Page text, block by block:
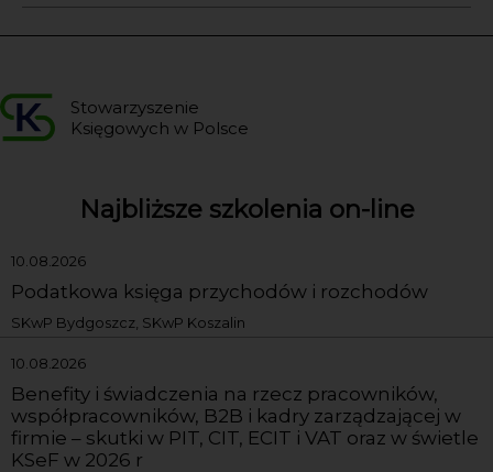
Stowarzyszenie
Księgowych w Polsce
Najbliższe szkolenia on-line
10.08.2026
Podatkowa księga przychodów i rozchodów
SKwP Bydgoszcz, SKwP Koszalin
10.08.2026
Benefity i świadczenia na rzecz pracowników,
współpracowników, B2B i kadry zarządzającej w
firmie – skutki w PIT, CIT, ECIT i VAT oraz w świetle
KSeF w 2026 r